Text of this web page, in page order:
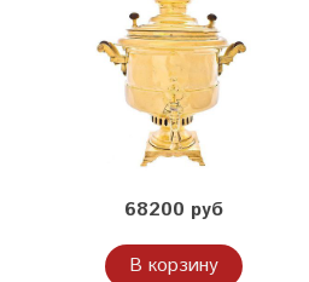
68200 руб
В корзину